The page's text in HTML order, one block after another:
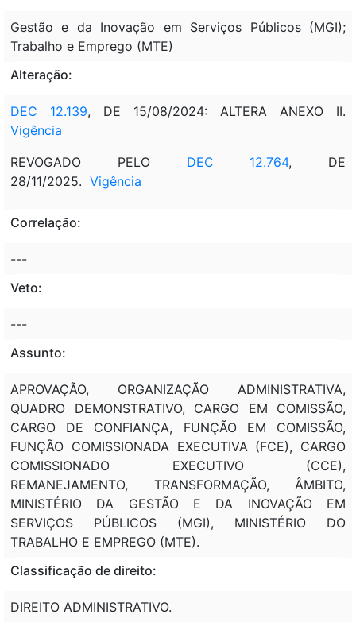
Gestão e da Inovação em Serviços Públicos (MGI);
Trabalho e Emprego (MTE)
Alteração:
DEC 12.139, DE 15/08/2024: ALTERA ANEXO II.
Vigência
REVOGADO PELO DEC 12.764, DE
28/11/2025. Vigência
Correlação:
---
Veto:
---
Assunto:
APROVAÇÃO, ORGANIZAÇÃO ADMINISTRATIVA,
QUADRO DEMONSTRATIVO, CARGO EM COMISSÃO,
CARGO DE CONFIANÇA, FUNÇÃO EM COMISSÃO,
FUNÇÃO COMISSIONADA EXECUTIVA (FCE), CARGO
COMISSIONADO EXECUTIVO (CCE),
REMANEJAMENTO, TRANSFORMAÇÃO, ÂMBITO,
MINISTÉRIO DA GESTÃO E DA INOVAÇÃO EM
SERVIÇOS PÚBLICOS (MGI), MINISTÉRIO DO
TRABALHO E EMPREGO (MTE).
Classificação de direito:
DIREITO ADMINISTRATIVO.